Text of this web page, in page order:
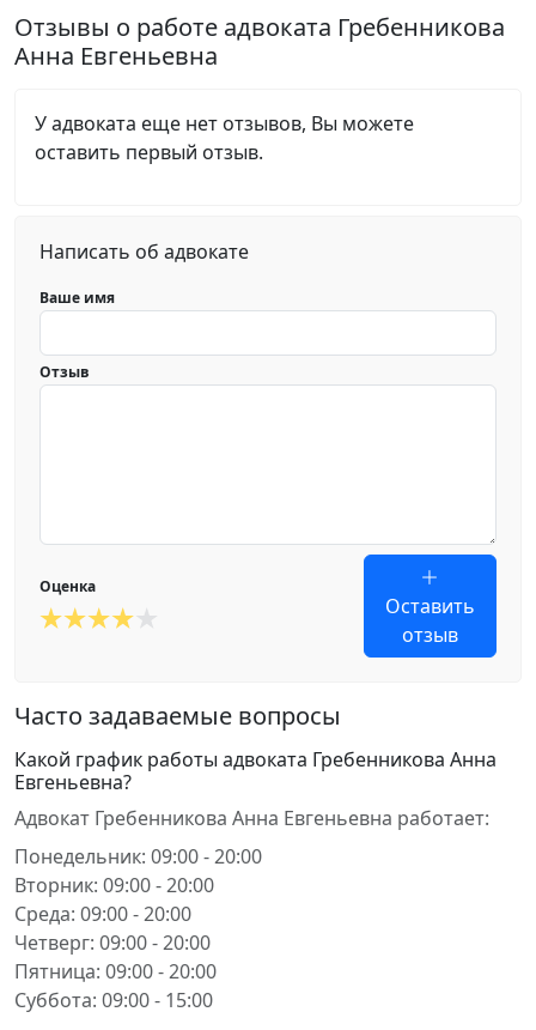
Отзывы о работе адвоката Гребенникова
Анна Евгеньевна
У адвоката еще нет отзывов, Вы можете
оставить первый отзыв.
Написать об адвокате
Ваше имя
Отзыв
Оценка
Оставить
отзыв
Часто задаваемые вопросы
Какой график работы адвоката Гребенникова Анна
Евгеньевна?
Адвокат Гребенникова Анна Евгеньевна работает:
Понедельник: 09:00 - 20:00
Вторник: 09:00 - 20:00
Среда: 09:00 - 20:00
Четверг: 09:00 - 20:00
Пятница: 09:00 - 20:00
Суббота: 09:00 - 15:00